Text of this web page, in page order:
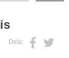
Dela: